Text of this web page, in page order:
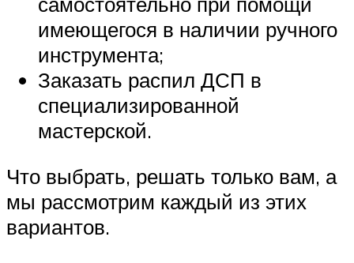
имеющегося в наличии ручного
инструмента;
Заказать распил ДСП в
специализированной
мастерской.
Что выбрать, решать только вам, а
мы рассмотрим каждый из этих
вариантов.